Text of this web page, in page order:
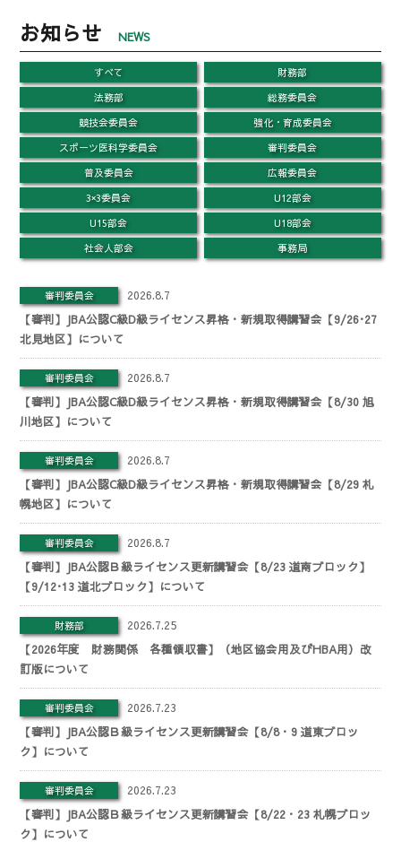
お知らせ NEWS
すべて
財務部
法務部
総務委員会
競技会委員会
強化・育成委員会
スポーツ医科学委員会
審判委員会
普及委員会
広報委員会
3×3委員会
U12部会
U15部会
U18部会
社会人部会
事務局
審判委員会
2026.8.7
【審判】JBA公認C級D級ライセンス昇格・新規取得講習会【9/26･27
北見地区】について
審判委員会
2026.8.7
【審判】JBA公認C級D級ライセンス昇格・新規取得講習会【8/30 旭
川地区】について
審判委員会
2026.8.7
【審判】JBA公認C級D級ライセンス昇格・新規取得講習会【8/29 札
幌地区】について
審判委員会
2026.8.7
【審判】JBA公認Ｂ級ライセンス更新講習会【8/23 道南ブロック】
【9/12･13 道北ブロック】について
財務部
2026.7.25
【2026年度 財務関係 各種領収書】（地区協会用及びHBA用）改
訂版について
審判委員会
2026.7.23
【審判】JBA公認Ｂ級ライセンス更新講習会【8/8・9 道東ブロッ
ク】について
審判委員会
2026.7.23
【審判】JBA公認Ｂ級ライセンス更新講習会【8/22・23 札幌ブロッ
ク】について